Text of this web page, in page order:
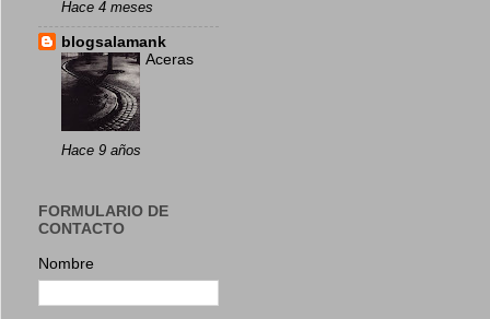
Hace 4 meses
blogsalamank
Aceras
Hace 9 años
FORMULARIO DE
CONTACTO
Nombre